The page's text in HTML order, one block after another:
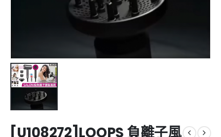
[U108272]LOOPS 負離子風